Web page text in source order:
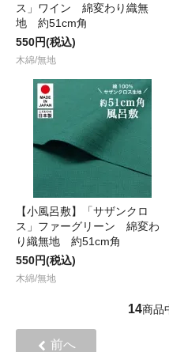
ス」ワイン 綿変わり織無
地 約51cm角
550円(税込)
木綿/無地
【小風呂敷】「サザンクロ
ス」ファーグリーン 綿変わ
り織無地 約51cm角
550円(税込)
木綿/無地
14商品
前へ